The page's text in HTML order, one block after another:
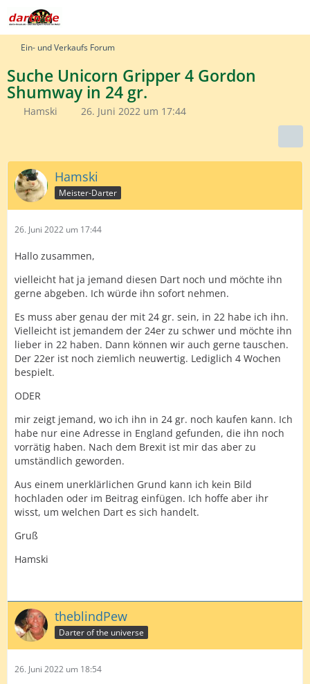
Ein- und Verkaufs Forum
Suche Unicorn Gripper 4 Gordon
Shumway in 24 gr.
Hamski 26. Juni 2022 um 17:44
Hamski
Meister-Darter
26. Juni 2022 um 17:44
Hallo zusammen,
vielleicht hat ja jemand diesen Dart noch und möchte ihn
gerne abgeben. Ich würde ihn sofort nehmen.
Es muss aber genau der mit 24 gr. sein, in 22 habe ich ihn.
Vielleicht ist jemandem der 24er zu schwer und möchte ihn
lieber in 22 haben. Dann können wir auch gerne tauschen.
Der 22er ist noch ziemlich neuwertig. Lediglich 4 Wochen
bespielt.
ODER
mir zeigt jemand, wo ich ihn in 24 gr. noch kaufen kann. Ich
habe nur eine Adresse in England gefunden, die ihn noch
vorrätig haben. Nach dem Brexit ist mir das aber zu
umständlich geworden.
Aus einem unerklärlichen Grund kann ich kein Bild
hochladen oder im Beitrag einfügen. Ich hoffe aber ihr
wisst, um welchen Dart es sich handelt.
Gruß
Hamski
theblindPew
Darter of the universe
26. Juni 2022 um 18:54